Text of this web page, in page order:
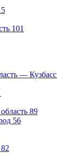
101
— Кузбасс
89
56
82